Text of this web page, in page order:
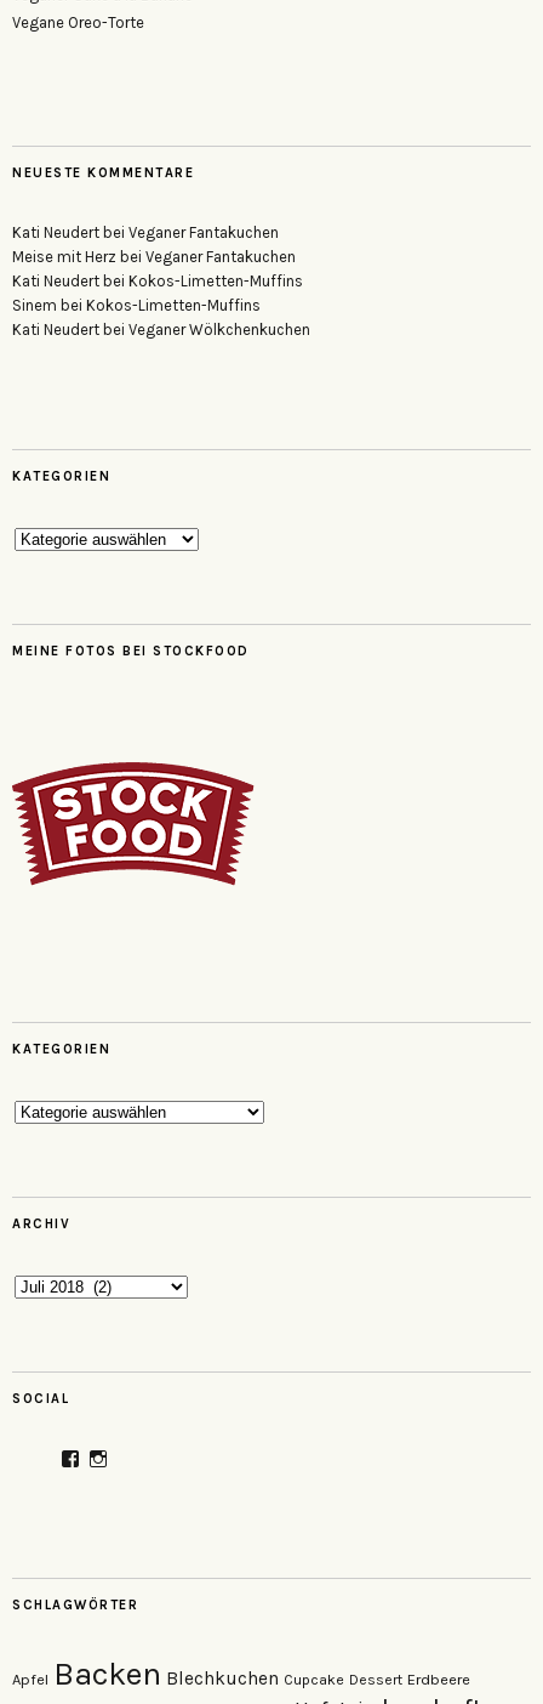
Vegane Oreo-Torte
NEUESTE KOMMENTARE
Kati Neudert bei Veganer Fantakuchen
Meise mit Herz bei Veganer Fantakuchen
Kati Neudert bei Kokos-Limetten-Muffins
Sinem bei Kokos-Limetten-Muffins
Kati Neudert bei Veganer Wölkchenkuchen
KATEGORIEN
Kategorien
MEINE FOTOS BEI STOCKFOOD
KATEGORIEN
Kategorien
ARCHIV
Archiv
SOCIAL
ProfilProfil
SCHLAGWÖRTER
Apfel Backen Blechkuchen Cupcake Dessert Erdbeere